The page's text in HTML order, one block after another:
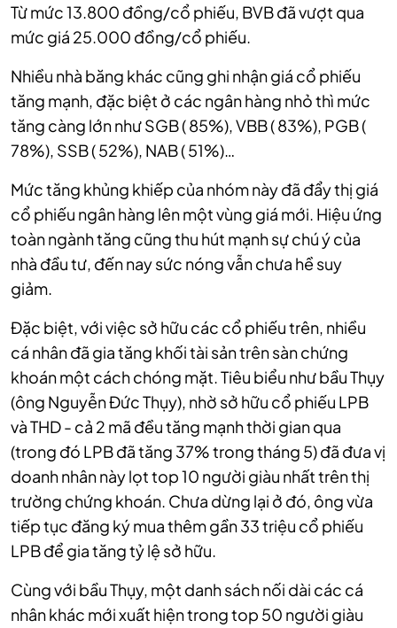
Từ mức 13.800 đồng/cổ phiếu, BVB đã vượt qua
mức giá 25.000 đồng/cổ phiếu.
Nhiều nhà băng khác cũng ghi nhận giá cổ phiếu
tăng mạnh, đặc biệt ở các ngân hàng nhỏ thì mức
tăng càng lớn như SGB ( 85%), VBB ( 83%), PGB (
78%), SSB ( 52%), NAB ( 51%)…
Mức tăng khủng khiếp của nhóm này đã đẩy thị giá
cổ phiếu ngân hàng lên một vùng giá mới. Hiệu ứng
toàn ngành tăng cũng thu hút mạnh sự chú ý của
nhà đầu tư, đến nay sức nóng vẫn chưa hề suy
giảm.
Đặc biệt, với việc sở hữu các cổ phiếu trên, nhiều
cá nhân đã gia tăng khối tài sản trên sàn chứng
khoán một cách chóng mặt. Tiêu biểu như bầu Thụy
(ông Nguyễn Đức Thụy), nhờ sở hữu cổ phiếu LPB
và THD - cả 2 mã đều tăng mạnh thời gian qua
(trong đó LPB đã tăng 37% trong tháng 5) đã đưa vị
doanh nhân này lọt top 10 người giàu nhất trên thị
trường chứng khoán. Chưa dừng lại ở đó, ông vừa
tiếp tục đăng ký mua thêm gần 33 triệu cổ phiếu
LPB để gia tăng tỷ lệ sở hữu.
Cùng với bầu Thụy, một danh sách nối dài các cá
nhân khác mới xuất hiện trong top 50 người giàu